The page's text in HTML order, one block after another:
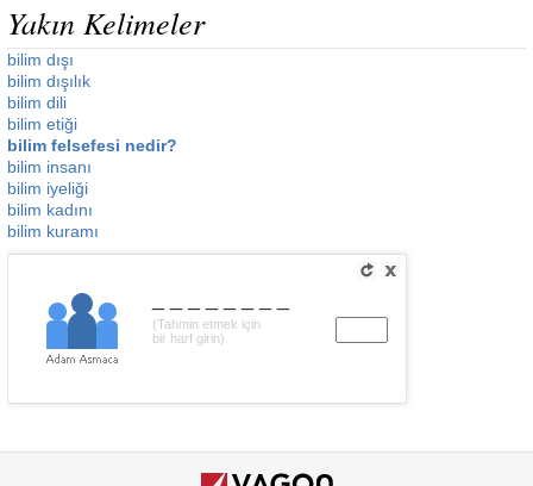
Yakın Kelimeler
bilim dışı
bilim dışılık
bilim dili
bilim etiği
bilim felsefesi nedir?
bilim insanı
bilim iyeliği
bilim kadını
bilim kuramı
(Tahmin etmek için
bir harf girin)